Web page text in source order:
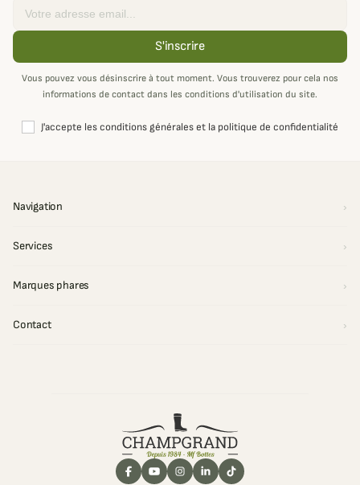
S'inscrire
Vous pouvez vous désinscrire à tout moment. Vous trouverez pour cela nos
informations de contact dans les conditions d'utilisation du site.
J'accepte les conditions générales et la politique de confidentialité
Navigation
Services
Marques phares
Contact